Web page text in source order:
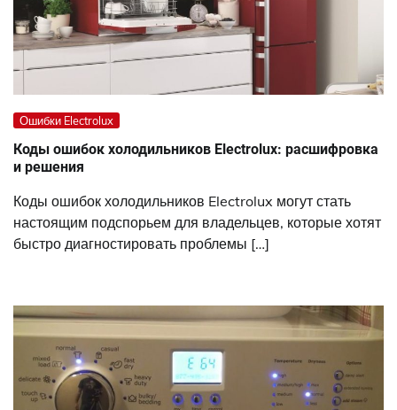
Ошибки Electrolux
Коды ошибок холодильников Electrolux: расшифровка
и решения
Коды ошибок холодильников Electrolux могут стать
настоящим подспорьем для владельцев, которые хотят
быстро диагностировать проблемы […]